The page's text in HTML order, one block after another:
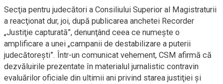
Secţia pentru judecători a Consiliului Superior al Magistraturii
a reacţionat dur, joi, după publicarea anchetei Recorder
„Justiţie capturată”, denunţând ceea ce numeşte o
amplificare a unei „campanii de destabilizare a puterii
judecătoreşti”. Într-un comunicat vehement, CSM afirmă că
dezvăluirile prezentate în materialul jurnalistic contravin
evaluărilor oficiale din ultimii ani privind starea justiţiei şi